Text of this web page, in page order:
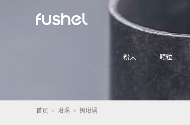
粉末 颗粒
首页 > 坩埚 > 钨坩埚